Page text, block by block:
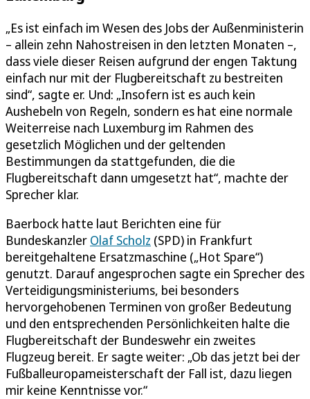
„Es ist einfach im Wesen des Jobs der Außenministerin
– allein zehn Nahostreisen in den letzten Monaten –,
dass viele dieser Reisen aufgrund der engen Taktung
einfach nur mit der Flugbereitschaft zu bestreiten
sind“, sagte er. Und: „Insofern ist es auch kein
Aushebeln von Regeln, sondern es hat eine normale
Weiterreise nach Luxemburg im Rahmen des
gesetzlich Möglichen und der geltenden
Bestimmungen da stattgefunden, die die
Flugbereitschaft dann umgesetzt hat“, machte der
Sprecher klar.
Baerbock hatte laut Berichten eine für
Bundeskanzler Olaf Scholz (SPD) in Frankfurt
bereitgehaltene Ersatzmaschine („Hot Spare“)
genutzt. Darauf angesprochen sagte ein Sprecher des
Verteidigungsministeriums, bei besonders
hervorgehobenen Terminen von großer Bedeutung
und den entsprechenden Persönlichkeiten halte die
Flugbereitschaft der Bundeswehr ein zweites
Flugzeug bereit. Er sagte weiter: „Ob das jetzt bei der
Fußballeuropameisterschaft der Fall ist, dazu liegen
mir keine Kenntnisse vor.“